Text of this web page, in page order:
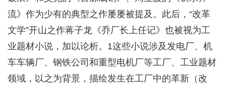
流》作为少有的典型之作屡屡被提及。此后，“改革
文学”开山之作蒋子龙《乔厂长上任记》也被视为工
业题材小说，加以论析。1这些小说涉及发电厂、机
车车辆厂、钢铁公司和重型电机厂等工厂、工业题材
领域，以之为背景，描绘发生在工厂中的革新（改